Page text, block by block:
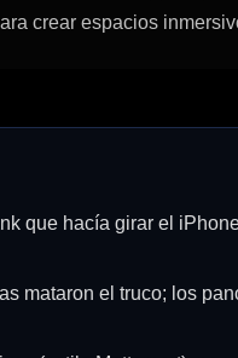
crear espacios
que hacía girar el
mataron el truco; los